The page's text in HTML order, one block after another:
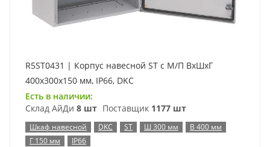
R5ST0431 | Корпус навесной ST с М/П ВxШxГ
400x300x150 мм, IP66, DKC
Есть в наличии:
Склад АйДи 8 шт Поставщик 1177 шт
Шкаф навесной DKC ST Ш 300 мм
В 400 мм
Г 150 мм
IP66